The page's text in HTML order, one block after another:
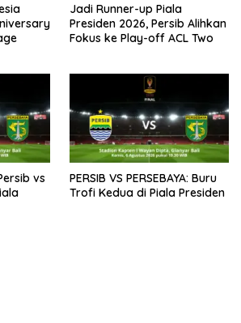
Jadi Runner-up Piala
Presiden 2026, Persib Alihkan
Fokus ke Play-off ACL Two
vs
PERSIB VS PERSEBAYA: Buru
Trofi Kedua di Piala Presiden